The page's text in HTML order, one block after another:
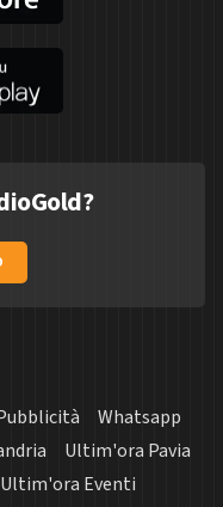
Whatsapp
Ultim'ora Pavia
Ultim'ora Eventi